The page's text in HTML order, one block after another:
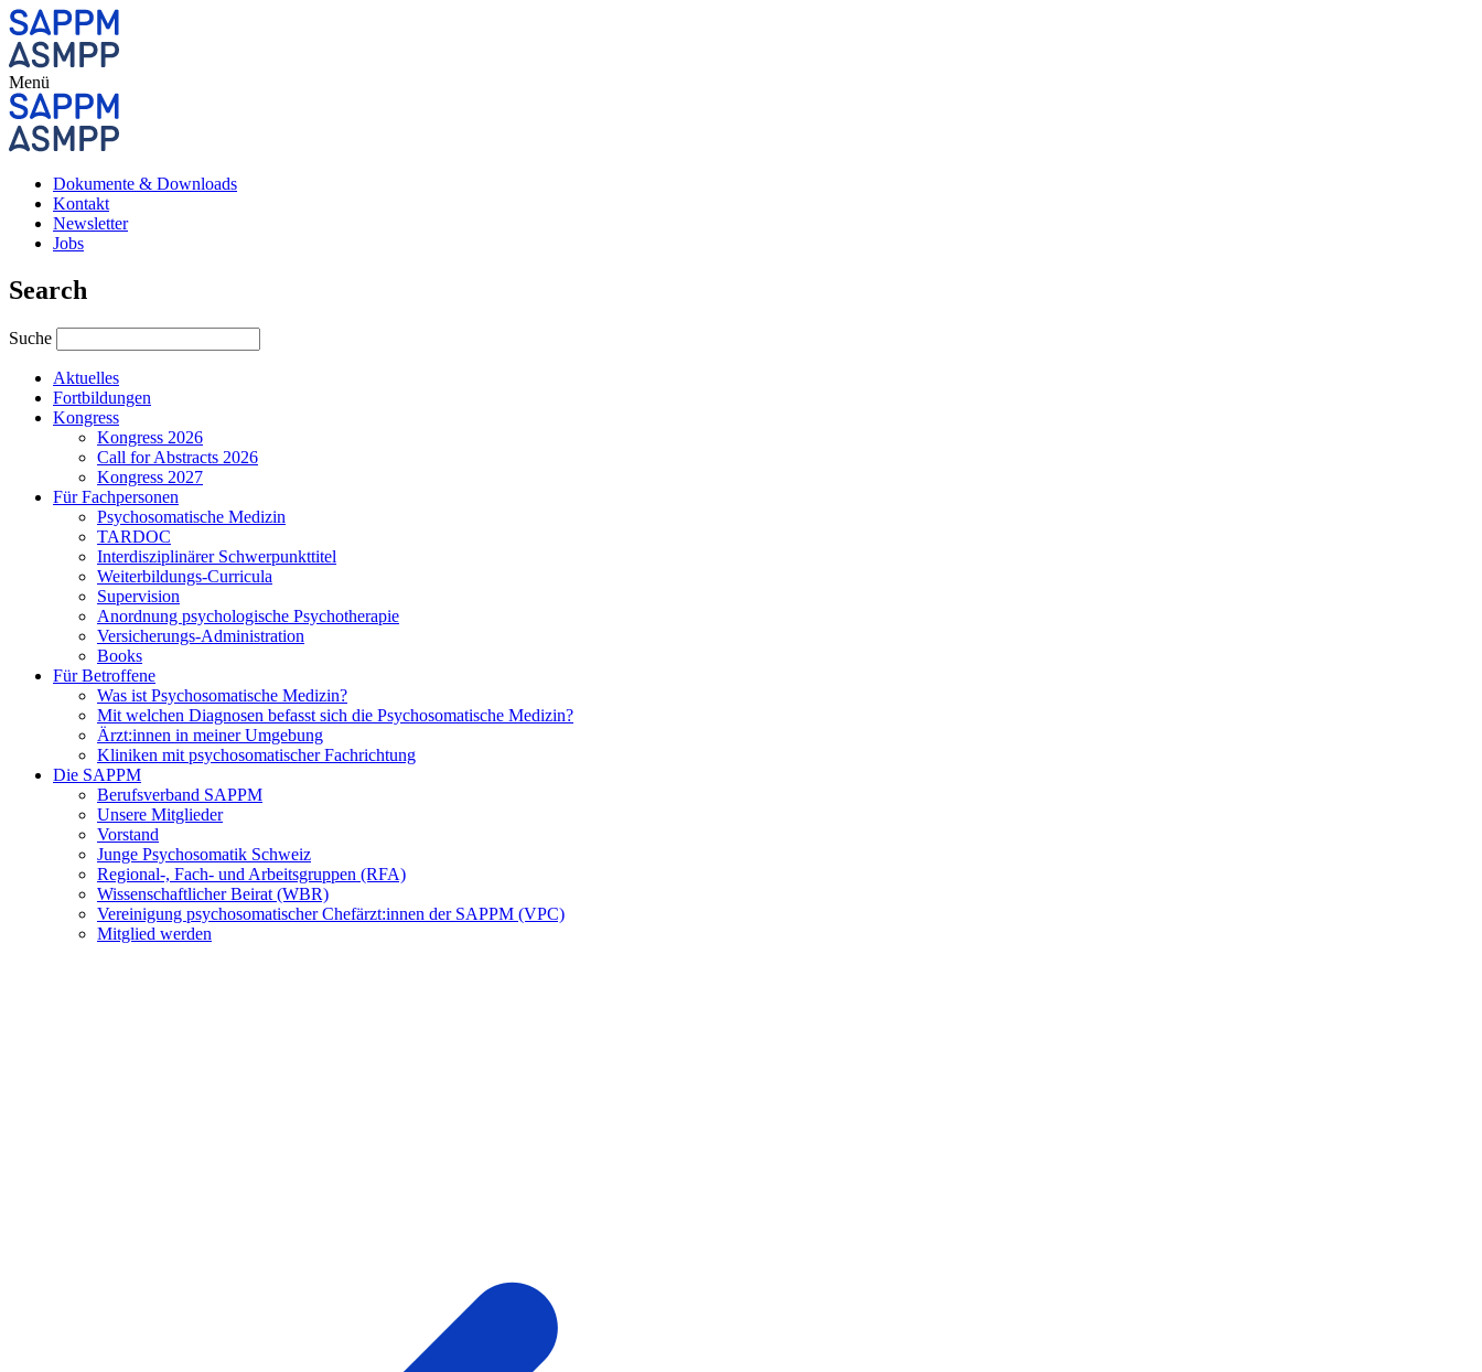
Menü
Dokumente & Downloads
Kontakt
Newsletter
Jobs
Search
Suche
Aktuelles
Fortbildungen
Kongress
Kongress 2026
Call for Abstracts 2026
Kongress 2027
Für Fachpersonen
Psychosomatische Medizin
TARDOC
Interdisziplinärer Schwerpunkttitel
Weiterbildungs-Curricula
Supervision
Anordnung psychologische Psychotherapie
Versicherungs-Administration
Books
Für Betroffene
Was ist Psychosomatische Medizin?
Mit welchen Diagnosen befasst sich die Psychosomatische Medizin?
Ärzt:innen in meiner Umgebung
Kliniken mit psychosomatischer Fachrichtung
Die SAPPM
Berufsverband SAPPM
Unsere Mitglieder
Vorstand
Junge Psychosomatik Schweiz
Regional-, Fach- und Arbeitsgruppen (RFA)
Wissenschaftlicher Beirat (WBR)
Vereinigung psychosomatischer Chefärzt:innen der SAPPM (VPC)
Mitglied werden